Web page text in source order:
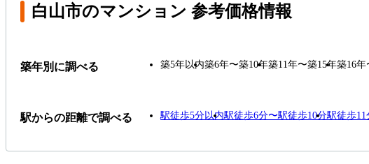
白山市のマンション 参考価格情報
築年別に調べる 築5年以内築6年〜築10年築11年〜築15年築16年
駅からの距離で調べる 駅徒歩5分以内駅徒歩6分〜駅徒歩10分駅徒歩11